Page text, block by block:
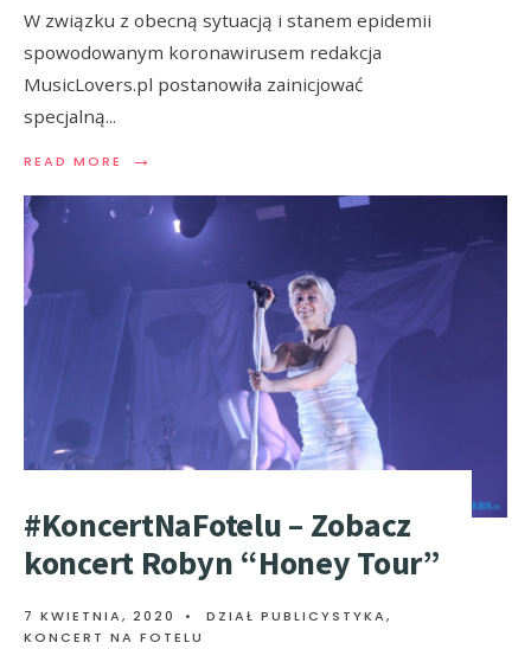
W związku z obecną sytuacją i stanem epidemii
spowodowanym koronawirusem redakcja
MusicLovers.pl postanowiła zainicjować
specjalną...
READ MORE →
#KoncertNaFotelu – Zobacz
koncert Robyn “Honey Tour”
7 KWIETNIA, 2020 • DZIAŁ PUBLICYSTYKA,
KONCERT NA FOTELU